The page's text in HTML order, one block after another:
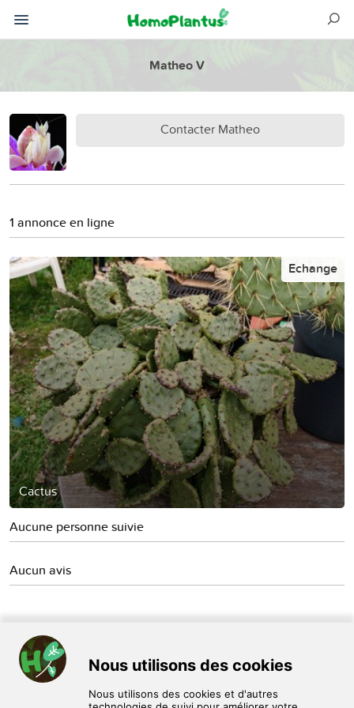
Matheo V
Contacter Matheo
1 annonce en ligne
Cactus
Echange
Aucune personne suivie
Aucun avis